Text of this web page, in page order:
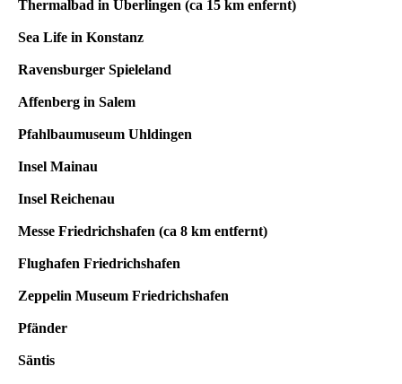
Thermalbad in Überlingen (ca 15 km enfernt)
Sea Life in Konstanz
Ravensburger Spieleland
Affenberg in Salem
Pfahlbaumuseum Uhldingen
Insel Mainau
Insel Reichenau
Messe Friedrichshafen (ca 8 km entfernt)
Flughafen Friedrichshafen
Zeppelin Museum Friedrichshafen
Pfänder
Säntis